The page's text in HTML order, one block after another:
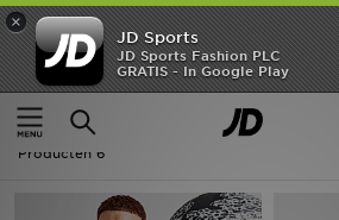
×
JD Sports
JD Sports Fashion PLC
GRATIS - In Google Play
Thuis
Basketbal - LA Lakers
Basketbal - LA Lakers
Producten 6
Home
Offers
New In